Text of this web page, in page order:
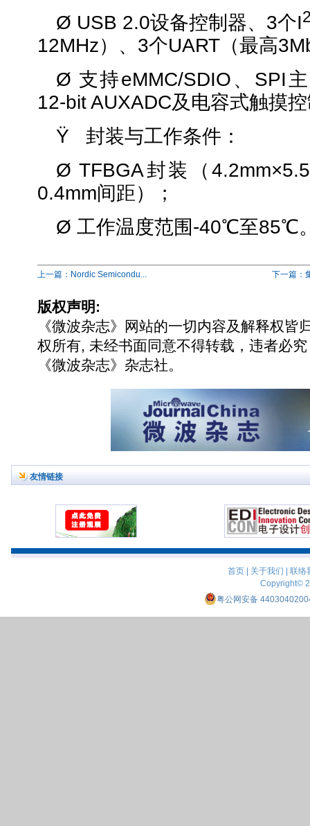
Ø USB 2.0设备控制器、3个I
12MHz）、3个UART（最高
Ø 支持eMMC/SDIO、SPI
12-bit AUXADC及电容式触摸
Ÿ 封装与工作条件：
Ø TFBGA封装（
0.4mm间距）；
Ø 工作温度范围-40℃至85℃
上一篇：Nordic Semicondu... 下一篇：
版权声明:
《微波杂志》网站的一切内容及解释权皆
权所有, 未经书面同意不得转载，违者必
《微波杂志》杂志社。
友情链接
首页 关于我们
联络
Copyright©
粤公网安备